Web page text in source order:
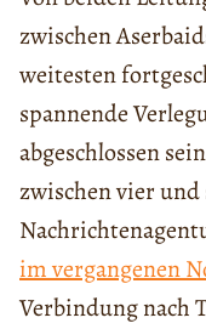
zwischen
weitesten
spannende
abgeschlossen
zwischen vier und
im vergangenen
Verbindung nach